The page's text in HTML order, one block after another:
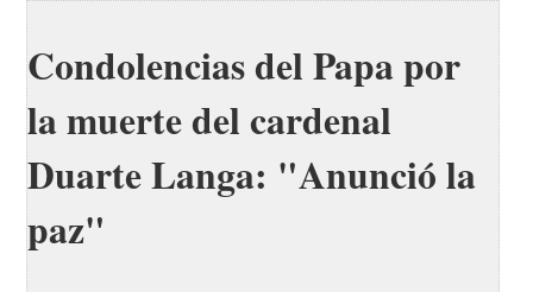
Condolencias del Papa por
la muerte del cardenal
Duarte Langa: "Anunció la
paz"